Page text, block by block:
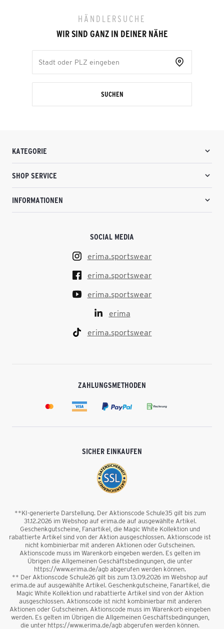
HÄNDLERSUCHE
WIR SIND GANZ IN DEINER NÄHE
SUCHEN
KATEGORIE
SHOP SERVICE
INFORMATIONEN
SOCIAL MEDIA
erima.sportswear
erima.sportswear
erima.sportswear
erima
erima.sportswear
ZAHLUNGSMETHODEN
SICHER EINKAUFEN
**KI-generierte Darstellung. Der Aktionscode Schule35 gilt bis zum
31.12.2026 im Webshop auf erima.de auf ausgewählte Artikel.
Geschenkgutscheine, Fanartikel, die Magic White Kollektion und
rabattierte Artikel sind von der Aktion ausgeschlossen. Aktionscode ist
nicht kombinierbar mit anderen Aktionen oder Gutscheinen.
Aktionscode muss im Warenkorb eingeben werden. Es gelten im
Übrigen die Allgemeinen Geschäftsbedingungen, die unter
https://www.erima.de/agb abgerufen werden können.
** Der Aktionscode Schule26 gilt bis zum 13.09.2026 im Webshop auf
erima.de auf ausgewählte Artikel. Geschenkgutscheine, Fanartikel, die
Magic White Kollektion und rabattierte Artikel sind von der Aktion
ausgeschlossen. Aktionscode ist nicht kombinierbar mit anderen
Aktionen oder Gutscheinen. Aktionscode muss im Warenkorb eingeben
werden. Es gelten im Übrigen die Allgemeinen Geschäftsbedingungen,
die unter https://www.erima.de/agb abgerufen werden können.